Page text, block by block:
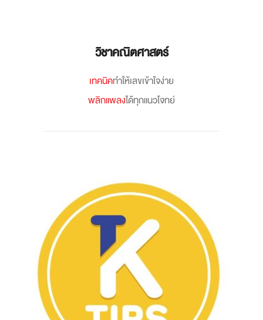
วิชาคณิตศาสตร์
เทคนิคทำให้เลขเข้าใจง่าย
พลิกแพลงได้ทุกแนวโจทย์